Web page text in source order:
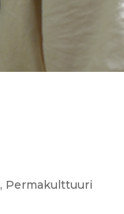
, Permakulttuuri